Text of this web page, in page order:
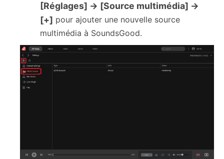
[Réglages] → [Source multimédia] →
[+] pour ajouter une nouvelle source
multimédia à SoundsGood.